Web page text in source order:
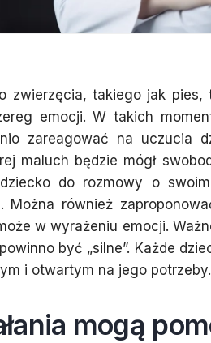
zwierzęcia, takiego jak
emocji. W takich
zareagować na uczucia
maluch będzie mógł
do rozmowy o
Można również
w wyrażeniu emocji.
być „silne”. Każde
i otwartym na jego potrzeby.
mogą